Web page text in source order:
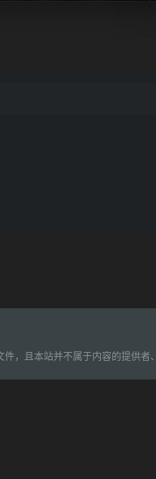
，且本站并不属于内容的提供者